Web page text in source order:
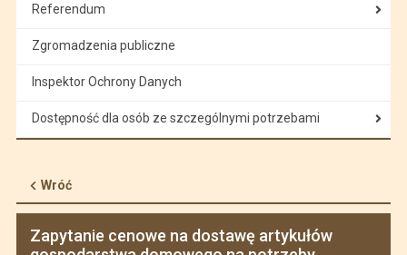
Referendum
Zgromadzenia publiczne
Inspektor Ochrony Danych
Dostępność dla osób ze szczególnymi potrzebami
Wróć
Zapytanie cenowe na dostawę artykułów